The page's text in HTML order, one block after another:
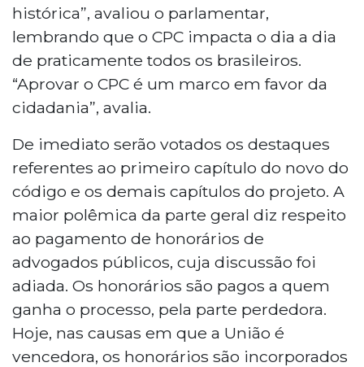
histórica”, avaliou o parlamentar,
lembrando que o CPC impacta o dia a dia
de praticamente todos os brasileiros.
“Aprovar o CPC é um marco em favor da
cidadania”, avalia.
De imediato serão votados os destaques
referentes ao primeiro capítulo do novo do
código e os demais capítulos do projeto. A
maior polêmica da parte geral diz respeito
ao pagamento de honorários de
advogados públicos, cuja discussão foi
adiada. Os honorários são pagos a quem
ganha o processo, pela parte perdedora.
Hoje, nas causas em que a União é
vencedora, os honorários são incorporados